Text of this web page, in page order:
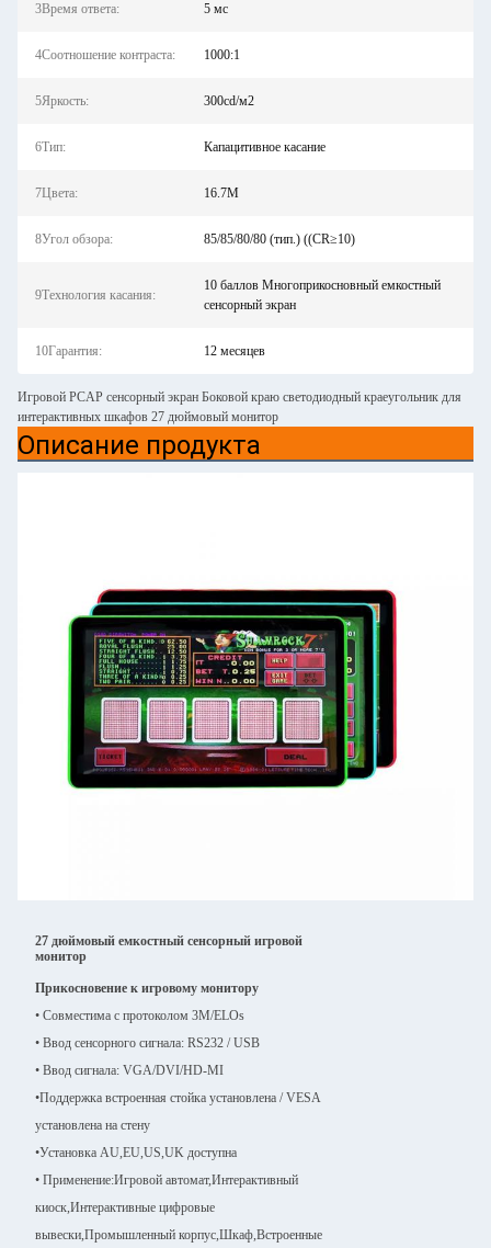
3Время ответа: 5 мс
4Соотношение контраста: 1000:1
5Яркость: 300cd/м2
6Тип: Капацитивное касание
7Цвета: 16.7M
8Угол обзора: 85/85/80/80 (тип.) ((CR≥10)
9Технология касания:
10 баллов Многоприкосновный емкостный
сенсорный экран
10Гарантия: 12 месяцев
Игровой PCAP сенсорный экран Боковой краю светодиодный краеугольник для
интерактивных шкафов 27 дюймовый монитор
Описание продукта
27 дюймовый емкостный сенсорный игровой
монитор
Прикосновение к игровому монитору
• Совместима с протоколом 3M/ELOs
• Ввод сенсорного сигнала: RS232 / USB
• Ввод сигнала: VGA/DVI/HD-MI
•Поддержка встроенная стойка установлена / VESA
установлена на стену
•Установка AU,EU,US,UK доступна
• Применение:Игровой автомат,Интерактивный
киоск,Интерактивные цифровые
вывески,Промышленный корпус,Шкаф,Встроенные